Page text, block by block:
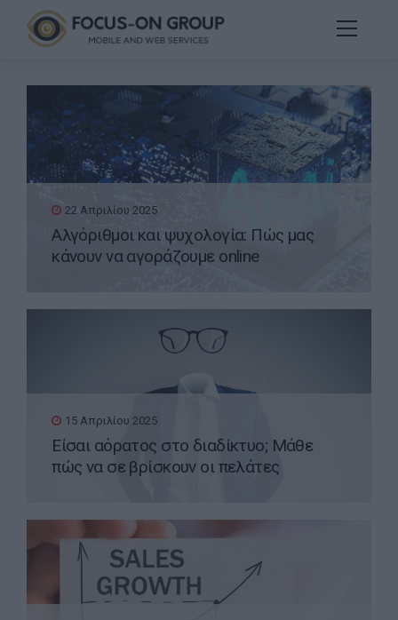
22 Απριλίου 2025
Αλγόριθμοι και ψυχολογία: Πώς μας
κάνουν να αγοράζουμε online
15 Απριλίου 2025
Είσαι αόρατος στο διαδίκτυο; Μάθε
πώς να σε βρίσκουν οι πελάτες